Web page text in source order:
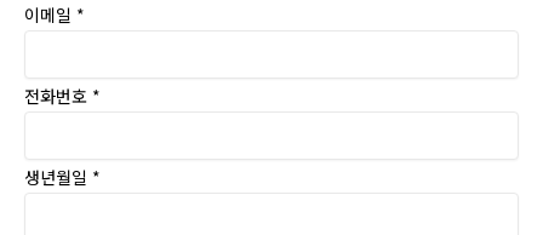
이메일 *
전화번호 *
생년월일 *